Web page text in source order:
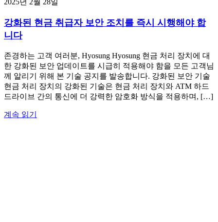
2025년 2월 28일
강화된 현금 취급자 보안 조치를 즉시 시행해야 합
니다
존경하는 고객 여러분, Hyosung Hyosung 현금 처리 장치에 대
한 강화된 보안 업데이트를 시급히 적용해야 함을 모든 고객님
께 알리기 위해 본 기술 공지를 발송합니다. 강화된 보안 기술
현금 처리 장치의 강화된 기술은 현금 처리 장치와 ATM 하드
드라이브 간의 통신에 더 강력한 암호화 방식을 적용하며, […]
계속 읽기